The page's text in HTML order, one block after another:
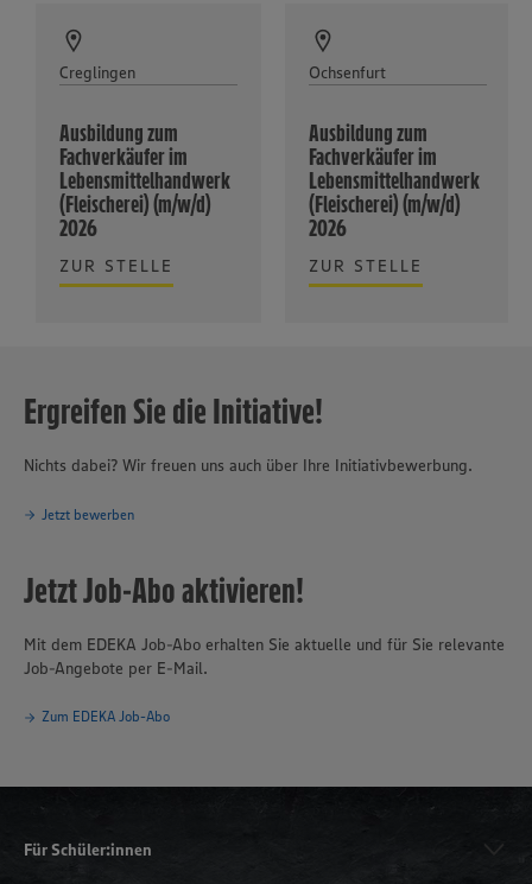
Creglingen
Ausbildung zum
Fachverkäufer im
Lebensmittelhandwerk
(Fleischerei) (m/w/d)
2026
ZUR STELLE
Ochsenfurt
Ausbildung zum
Fachverkäufer im
Lebensmittelhandwerk
(Fleischerei) (m/w/d)
2026
ZUR STELLE
Ergreifen Sie die Initiative!
Nichts dabei? Wir freuen uns auch über Ihre Initiativbewerbung.
Jetzt bewerben
Jetzt Job-Abo aktivieren!
Mit dem EDEKA Job-Abo erhalten Sie aktuelle und für Sie relevante
Job-Angebote per E-Mail.
Zum EDEKA Job-Abo
Für Schüler:innen